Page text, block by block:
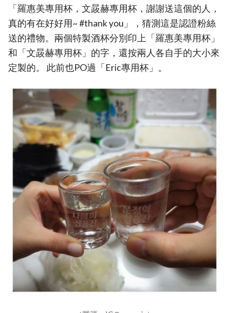
「羅惠美專用杯，文晸赫專用杯，謝謝送這個的人，
真的有在好好用~ #thank you」，猜測這是認證粉絲
送的禮物。兩個特製酒杯分別印上「羅惠美專用杯」
和「文晸赫專用杯」的字，還按兩人各自手的大小來
定製的。 此前也PO過「Eric專用杯」。